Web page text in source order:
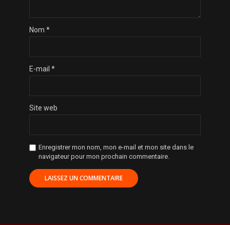
Nom *
E-mail *
Site web
Enregistrer mon nom, mon e-mail et mon site dans le
navigateur pour mon prochain commentaire.